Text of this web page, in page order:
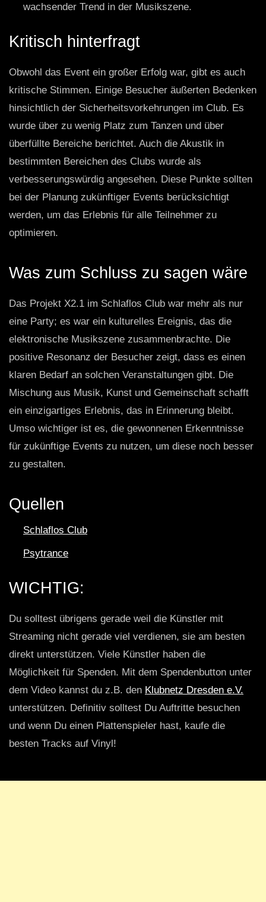
wachsender Trend in der Musikszene.
Kritisch hinterfragt
Obwohl das Event ein großer Erfolg war, gibt es auch
kritische Stimmen. Einige Besucher äußerten Bedenken
hinsichtlich der Sicherheitsvorkehrungen im Club. Es
wurde über zu wenig Platz zum Tanzen und über
überfüllte Bereiche berichtet. Auch die Akustik in
bestimmten Bereichen des Clubs wurde als
verbesserungswürdig angesehen. Diese Punkte sollten
bei der Planung zukünftiger Events berücksichtigt
werden, um das Erlebnis für alle Teilnehmer zu
optimieren.
Was zum Schluss zu sagen wäre
Das Projekt X2.1 im Schlaflos Club war mehr als nur
eine Party; es war ein kulturelles Ereignis, das die
elektronische Musikszene zusammenbrachte. Die
positive Resonanz der Besucher zeigt, dass es einen
klaren Bedarf an solchen Veranstaltungen gibt. Die
Mischung aus Musik, Kunst und Gemeinschaft schafft
ein einzigartiges Erlebnis, das in Erinnerung bleibt.
Umso wichtiger ist es, die gewonnenen Erkenntnisse
für zukünftige Events zu nutzen, um diese noch besser
zu gestalten.
Quellen
Schlaflos Club
Psytrance
WICHTIG:
Du solltest übrigens gerade weil die Künstler mit
Streaming nicht gerade viel verdienen, sie am besten
direkt unterstützen. Viele Künstler haben die
Möglichkeit für Spenden. Mit dem Spendenbutton unter
dem Video kannst du z.B. den Klubnetz Dresden e.V.
unterstützen. Definitiv solltest Du Auftritte besuchen
und wenn Du einen Plattenspieler hast, kaufe die
besten Tracks auf Vinyl!